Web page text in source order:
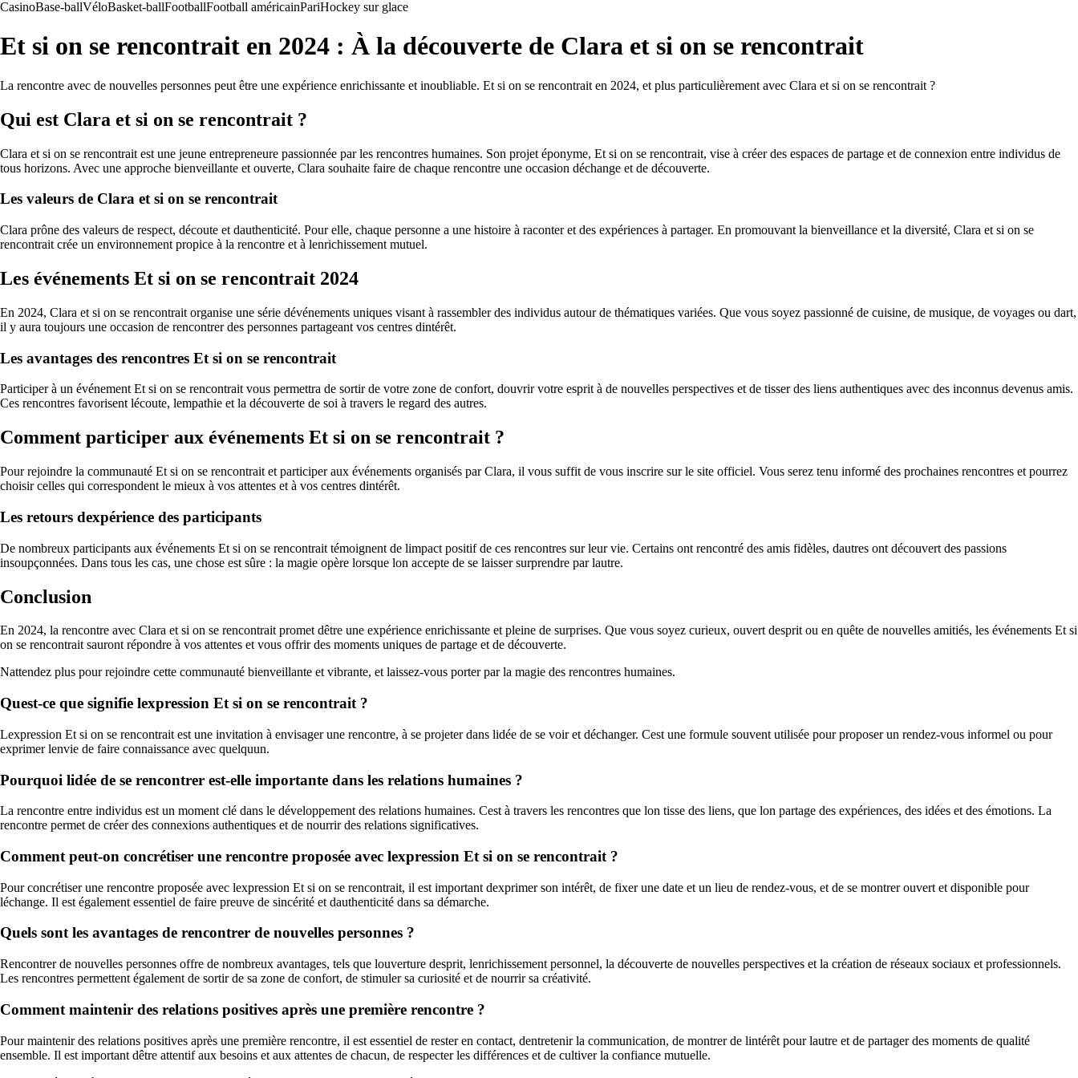
CasinoBase-ballVéloBasket-ballFootballFootball américainPariHockey sur glace
Et si on se rencontrait en 2024 : À la découverte de Clara et si on se rencontrait
La rencontre avec de nouvelles personnes peut être une expérience enrichissante et inoubliable. Et si on se rencontrait en 2024, et plus particulièrement avec Clara et si on se rencontrait ?
Qui est Clara et si on se rencontrait ?
Clara et si on se rencontrait est une jeune entrepreneure passionnée par les rencontres humaines. Son projet éponyme, Et si on se rencontrait, vise à créer des espaces de partage et de connexion entre individus de
tous horizons. Avec une approche bienveillante et ouverte, Clara souhaite faire de chaque rencontre une occasion déchange et de découverte.
Les valeurs de Clara et si on se rencontrait
Clara prône des valeurs de respect, découte et dauthenticité. Pour elle, chaque personne a une histoire à raconter et des expériences à partager. En promouvant la bienveillance et la diversité, Clara et si on se
rencontrait crée un environnement propice à la rencontre et à lenrichissement mutuel.
Les événements Et si on se rencontrait 2024
En 2024, Clara et si on se rencontrait organise une série dévénements uniques visant à rassembler des individus autour de thématiques variées. Que vous soyez passionné de cuisine, de musique, de voyages ou dart,
il y aura toujours une occasion de rencontrer des personnes partageant vos centres dintérêt.
Les avantages des rencontres Et si on se rencontrait
Participer à un événement Et si on se rencontrait vous permettra de sortir de votre zone de confort, douvrir votre esprit à de nouvelles perspectives et de tisser des liens authentiques avec des inconnus devenus amis.
Ces rencontres favorisent lécoute, lempathie et la découverte de soi à travers le regard des autres.
Comment participer aux événements Et si on se rencontrait ?
Pour rejoindre la communauté Et si on se rencontrait et participer aux événements organisés par Clara, il vous suffit de vous inscrire sur le site officiel. Vous serez tenu informé des prochaines rencontres et pourrez
choisir celles qui correspondent le mieux à vos attentes et à vos centres dintérêt.
Les retours dexpérience des participants
De nombreux participants aux événements Et si on se rencontrait témoignent de limpact positif de ces rencontres sur leur vie. Certains ont rencontré des amis fidèles, dautres ont découvert des passions
insoupçonnées. Dans tous les cas, une chose est sûre : la magie opère lorsque lon accepte de se laisser surprendre par lautre.
Conclusion
En 2024, la rencontre avec Clara et si on se rencontrait promet dêtre une expérience enrichissante et pleine de surprises. Que vous soyez curieux, ouvert desprit ou en quête de nouvelles amitiés, les événements Et si
on se rencontrait sauront répondre à vos attentes et vous offrir des moments uniques de partage et de découverte.
Nattendez plus pour rejoindre cette communauté bienveillante et vibrante, et laissez-vous porter par la magie des rencontres humaines.
Quest-ce que signifie lexpression Et si on se rencontrait ?
Lexpression Et si on se rencontrait est une invitation à envisager une rencontre, à se projeter dans lidée de se voir et déchanger. Cest une formule souvent utilisée pour proposer un rendez-vous informel ou pour
exprimer lenvie de faire connaissance avec quelquun.
Pourquoi lidée de se rencontrer est-elle importante dans les relations humaines ?
La rencontre entre individus est un moment clé dans le développement des relations humaines. Cest à travers les rencontres que lon tisse des liens, que lon partage des expériences, des idées et des émotions. La
rencontre permet de créer des connexions authentiques et de nourrir des relations significatives.
Comment peut-on concrétiser une rencontre proposée avec lexpression Et si on se rencontrait ?
Pour concrétiser une rencontre proposée avec lexpression Et si on se rencontrait, il est important dexprimer son intérêt, de fixer une date et un lieu de rendez-vous, et de se montrer ouvert et disponible pour
léchange. Il est également essentiel de faire preuve de sincérité et dauthenticité dans sa démarche.
Quels sont les avantages de rencontrer de nouvelles personnes ?
Rencontrer de nouvelles personnes offre de nombreux avantages, tels que louverture desprit, lenrichissement personnel, la découverte de nouvelles perspectives et la création de réseaux sociaux et professionnels.
Les rencontres permettent également de sortir de sa zone de confort, de stimuler sa curiosité et de nourrir sa créativité.
Comment maintenir des relations positives après une première rencontre ?
Pour maintenir des relations positives après une première rencontre, il est essentiel de rester en contact, dentretenir la communication, de montrer de lintérêt pour lautre et de partager des moments de qualité
ensemble. Il est important dêtre attentif aux besoins et aux attentes de chacun, de respecter les différences et de cultiver la confiance mutuelle.